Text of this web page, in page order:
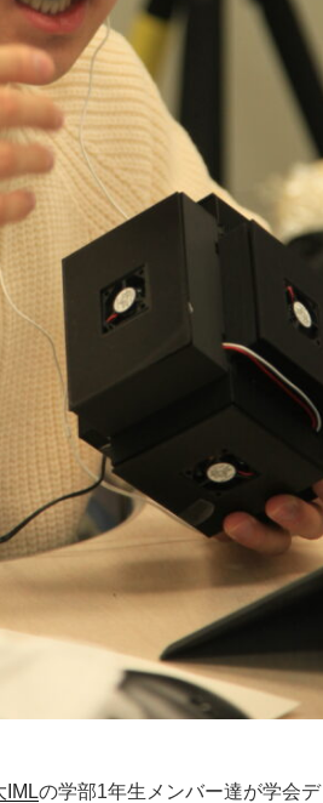
IMLの学部1年生メンバー達が学会